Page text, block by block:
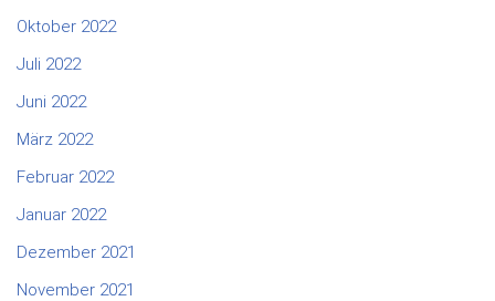
Oktober 2022
Juli 2022
Juni 2022
März 2022
Februar 2022
Januar 2022
Dezember 2021
November 2021